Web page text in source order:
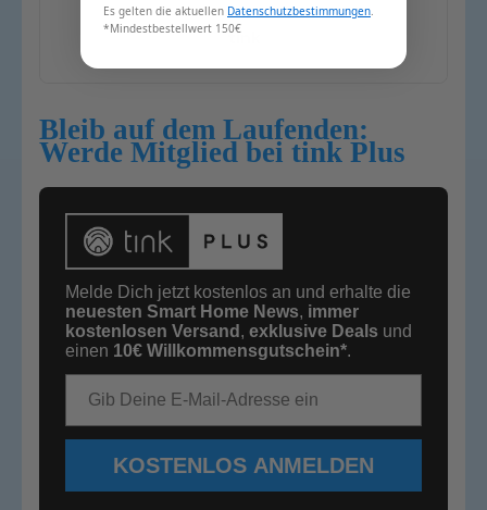
tink
Bleib auf dem Laufenden:
Werde Mitglied bei tink Plus
Melde Dich jetzt kostenlos an und erhalte die
neuesten Smart Home News, immer
kostenlosen Versand , exklusive Deals und
einen 10€ Willkommensgutschein*.
KOSTENLOS ANMELDEN
Es gelten die aktuellen Datenschutzbestimmungen
*Mindestbestellwert 150€